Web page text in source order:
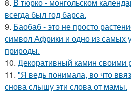
8. В тюрко - монгольском
всегда был год барса.
9. Баобаб - это не просто
символ Африки и одно из самых
природы.
10. Декоративный камин своими
11. "Я ведь понимала, во что
снова слышу эти слова от мамы.